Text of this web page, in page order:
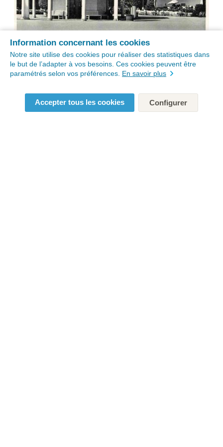
Information concernant les cookies
Notre site utilise des cookies pour réaliser des statistiques dans
le but de l’adapter à vos besoins. Ces cookies peuvent être
paramétrés selon vos préférences. En savoir plus
Accepter tous les cookies Configurer